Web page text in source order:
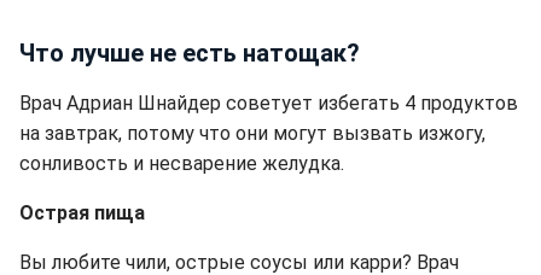
Что лучше не есть натощак?
Врач Адриан Шнайдер советует избегать 4 продуктов
на завтрак, потому что они могут вызвать изжогу,
сонливость и несварение желудка.
Острая пища
Вы любите чили, острые соусы или карри? Врач